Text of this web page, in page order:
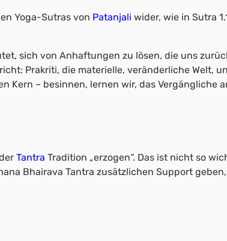
Yoga-Sutras von Patanjali wider, wie in Sutra
sich von Anhaftungen zu lösen, die uns
Prakriti, die materielle, veränderliche Welt,
Kern – besinnen, lernen wir, das Vergängliche
Tantra Tradition „erzogen“. Das ist nicht so
Bhairava Tantra zusätzlichen Support